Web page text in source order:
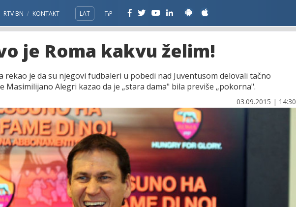
RTV BN KONTAKT LAT ЋР
je Roma kakvu želim!
rekao je da su njegovi fudbaleri u pobedi nad Juventusom delovali tačno
Masimilijano Alegri kazao da je „stara dama" bila previše „pokorna".
03.09.2015 | 14:30